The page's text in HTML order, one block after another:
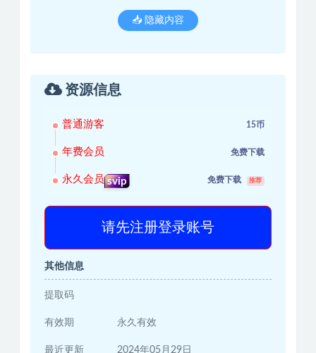
📥 隐藏内容
资源信息
普通游客 15币
年费会员 免费下载
永久会员 svip 免费下载 推荐
请先注册登录账号
其他信息
提取码
有效期 永久有效
最近更新 2024年05月29日